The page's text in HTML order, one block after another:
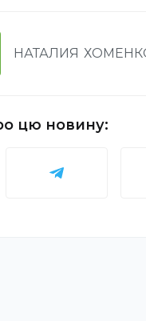
НАТАЛИЯ
цю новину: